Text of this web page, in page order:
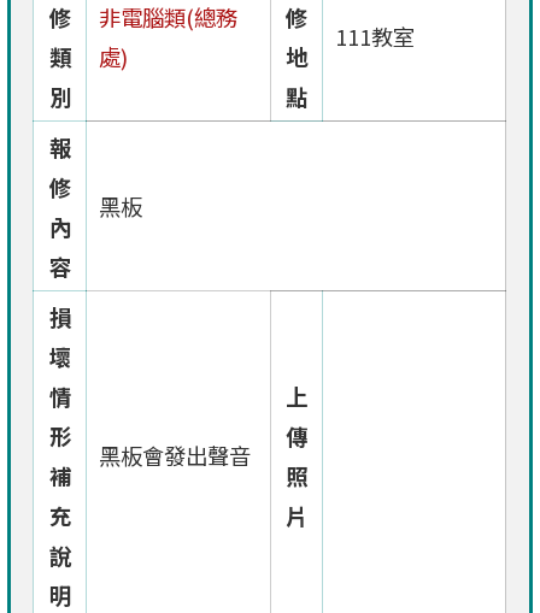
修
類
別
非電腦類(總務
處)
修
地
點
111教室
報
修
內
容
黑板
損
壞
情
形
補
充
說
明
黑板會發出聲音
上
傳
照
片